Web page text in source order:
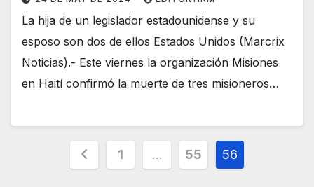
La hija de un legislador estadounidense y su
esposo son dos de ellos Estados Unidos (Marcrix
Noticias).- Este viernes la organización Misiones
en Haití confirmó la muerte de tres misioneros…
Posts
1 … 55 56